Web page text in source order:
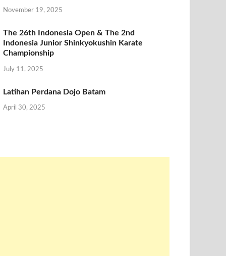
November 19, 2025
The 26th Indonesia Open & The 2nd
Indonesia Junior Shinkyokushin Karate
Championship
July 11, 2025
Latihan Perdana Dojo Batam
April 30, 2025